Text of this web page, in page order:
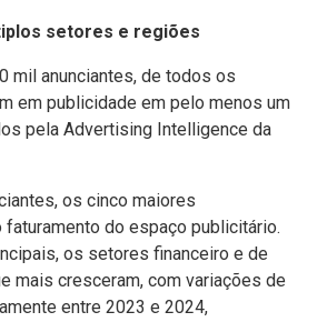
setores e regiões
mil anunciantes, de todos os
em publicidade em pelo menos um
pela Advertising Intelligence da
os cinco maiores
faturamento do espaço publicitário.
os setores financeiro e de
mais cresceram, com variações de
entre 2023 e 2024,